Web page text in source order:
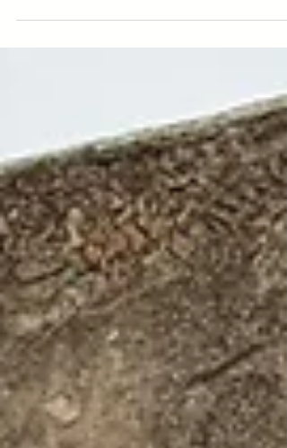
Si è svolto ieri, nel Complesso Basilicale
promozione della cultura della donazione degli
organi e del valore della vita. L'iniziativa,
promossa dal gruppo AIDO Nola-Cimitile in
collaborazione con SeminArte APS e Ambito
Legale, ha offerto un'importante occasione di
confronto sul significato del dono come scelta
responsabilità, generosi